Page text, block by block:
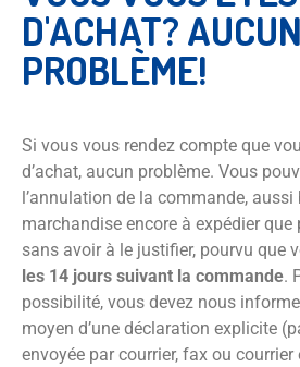
D'ACHAT? AUCUN
PROBLÈME!
Si vous vous rendez compte que
d’achat, aucun problème. Vous
l’annulation de la commande, aussi
marchandise encore à expédier que
sans avoir à le justifier, pourvu que
les 14 jours suivant la commande.
possibilité, vous devez nous
moyen d’une déclaration explicite
envoyée par courrier, fax ou courrier